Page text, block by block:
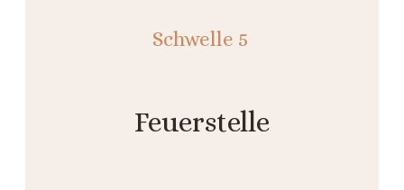
Schwelle 5
Feuerstelle